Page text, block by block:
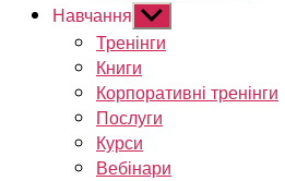
Навчання Показати
підменю
Тренінги
Книги
Корпоративні тренінги
Послуги
Курси
Вебінари